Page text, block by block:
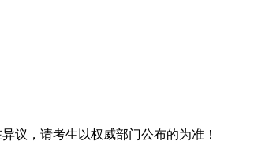
议，请考生以权威部门公布的为准！